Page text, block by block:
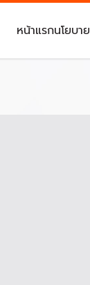
หน้าแรกนโยบาย